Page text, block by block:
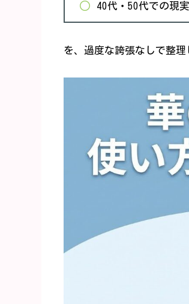
40代・50代での現
を、過度な誇張なしで整理